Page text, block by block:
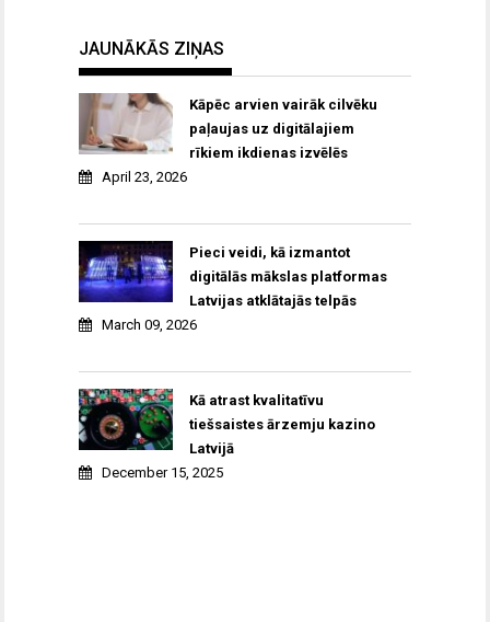
JAUNĀKĀS ZIŅAS
Kāpēc arvien vairāk cilvēku
paļaujas uz digitālajiem
rīkiem ikdienas izvēlēs
April 23, 2026
Pieci veidi, kā izmantot
digitālās mākslas platformas
Latvijas atklātajās telpās
March 09, 2026
Kā atrast kvalitatīvu
tiešsaistes ārzemju kazino
Latvijā
December 15, 2025